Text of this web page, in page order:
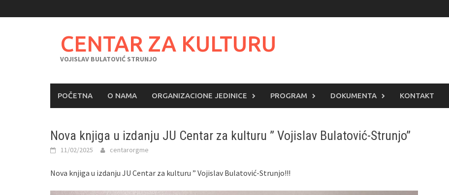
to
CENTAR ZA KULTURU
VOJISLAV BULATOVIĆ STRUNJO
POČETNA O NAMA ORGANIZACIONE JEDINICE PROGRAM DOKUMENTA KONTAKT
Nova knjiga u izdanju JU Centar za kulturu ” Vojislav Bulatović-Strunjo”
11/02/2025 centarorgme
Nova knjiga u izdanju JU Centar za kulturu ” Vojislav Bulatović-Strunjo!!!